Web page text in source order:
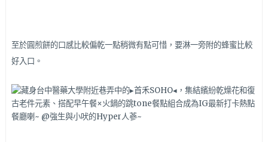
至於圓煎餅的口感比較偏乾一點稍微有點可惜，要淋一旁附的蜂蜜比較
好入口。